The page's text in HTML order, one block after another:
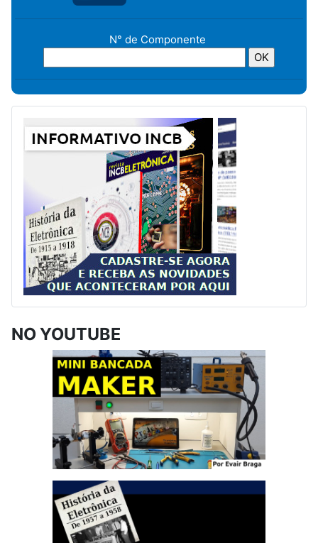
N° de Componente
NO YOUTUBE